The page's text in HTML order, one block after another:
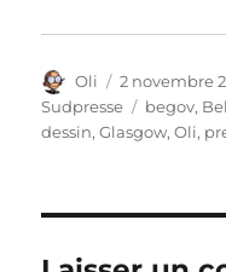
Auteur
Oli
Publié
le
2 novembre
Sudpresse
Étiquettes
begov,
dessin,Glasgow,Oli,